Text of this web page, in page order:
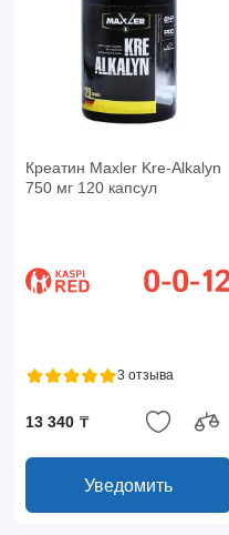
Креатин Maxler Kre-Alkalyn
750 мг 120 капсул
3 отзыва
13 340 ₸
Уведомить